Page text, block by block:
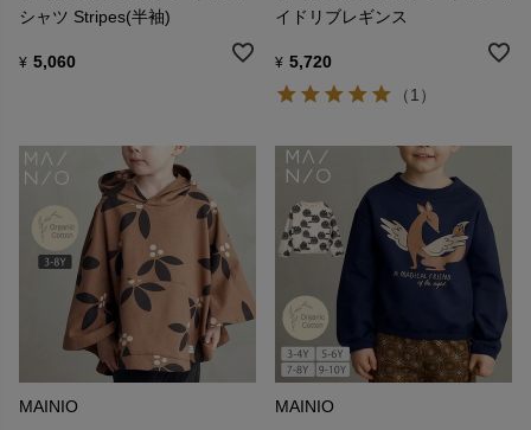
シャツ Stripes(半袖)
¥ 5,060
イドリブレギンス
¥ 5,720
（1）
MAINIO
MAINIO